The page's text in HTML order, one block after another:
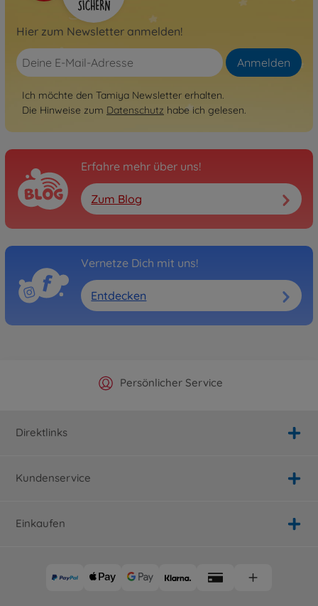
Hier zum Newsletter anmelden!
Anmelden
Ich möchte den Tamiya Newsletter erhalten.
Die Hinweise zum Datenschutz habe ich gelesen.
Erfahre mehr über uns!
Zum Blog
Vernetze Dich mit uns!
Entdecken
Offizieller Hersteller Shop
Persönlicher Service
Versandkostenfrei ab 25€
Schnelle Lieferung
Direktlinks
Kundenservice
Einkaufen